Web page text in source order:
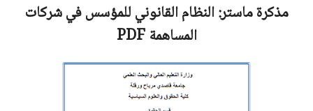
مذكرة ماستر:النظام القانوني للمؤسس في شركات
المساهمة PDF